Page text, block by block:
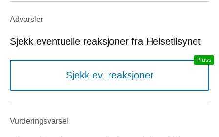
Advarsler
Sjekk eventuelle reaksjoner fra Helsetilsynet
Sjekk ev. reaksjoner
Vurderings­varsel